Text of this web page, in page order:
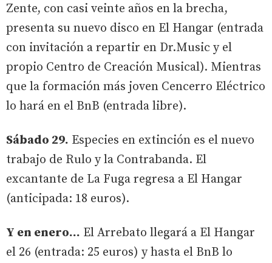
Zente, con casi veinte años en la brecha,
presenta su nuevo disco en El Hangar (entrada
con invitación a repartir en Dr.Music y el
propio Centro de Creación Musical). Mientras
que la formación más joven Cencerro Eléctrico
lo hará en el BnB (entrada libre).
Sábado 29. Especies en extinción es el nuevo
trabajo de Rulo y la Contrabanda. El
excantante de La Fuga regresa a El Hangar
(anticipada: 18 euros).
Y en enero... El Arrebato llegará a El Hangar
el 26 (entrada: 25 euros) y hasta el BnB lo